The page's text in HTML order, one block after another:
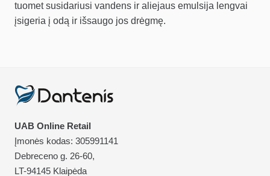
tuomet susidariusi vandens ir aliejaus emulsija lengvai
įsigeria į odą ir išsaugo jos drėgmę.
UAB Online Retail
Įmonės kodas: 305991141
Debreceno g. 26-60,
LT-94145 Klaipėda